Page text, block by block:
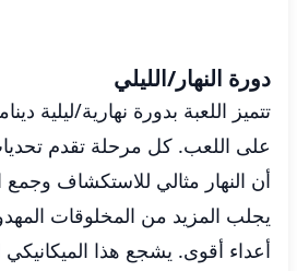
دورة النهار/الليلي
تتميز اللعبة بدورة نهارية/ليلية
على اللعب. كل مرحلة تقدم
أن النهار مثالي للاستكشاف وجمع
يجلب المزيد من المخلوقات
أعداء أقوى. يشجع هذا